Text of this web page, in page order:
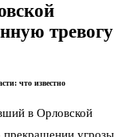
тревогу
что известно
в Орловской